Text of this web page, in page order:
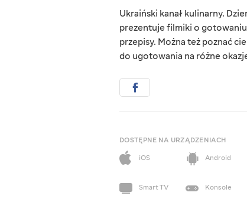
Ukraiński kanał kulinarny.
prezentuje filmiki o
przepisy. Można też poznać
do ugotowania na różne
DOSTĘPNE NA URZĄDZENIACH
iOS
Android
Smart TV Konsole